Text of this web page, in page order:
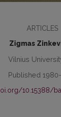
ARTICLES
Zigmas
Vilnius
Published 1980-
10.15388/